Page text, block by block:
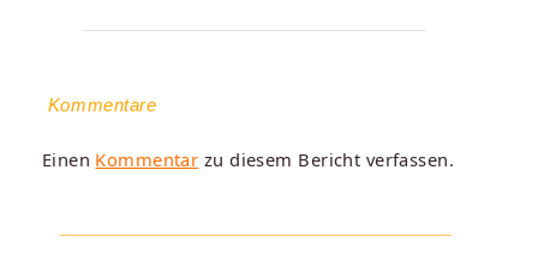
Kommentare
Einen Kommentar zu diesem Bericht verfassen.